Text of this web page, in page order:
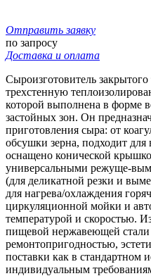
Отправить заявку
по запросу
Доставка и оплата
Сыроизготовитель закрытого
трехстенную
которой выполнена в форме
застойных зон. Он
приготовления сыра: от
обсушки зерна, подходит
оснащено конической
универсальными режуще-
(для деликатной резки и
для нагрева/охлаждения
циркуляционной мойки и
температурой и скоростью.
пищевой нержавеющей стали
ремонтопригодностью,
поставки как в стандартном
индивидуальным